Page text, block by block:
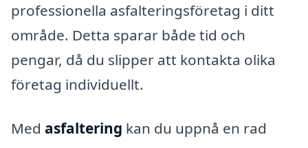
professionella asfalteringsföretag i ditt
område. Detta sparar både tid och
pengar, då du slipper att kontakta olika
företag individuellt.
Med asfaltering kan du uppnå en rad